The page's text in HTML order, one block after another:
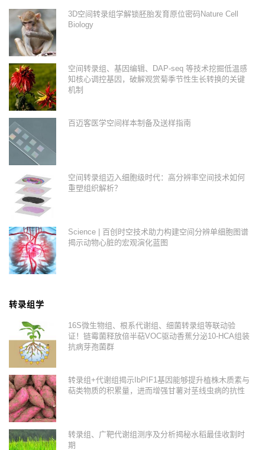
3D空间转录组学解锁胚胎发育原位密码Nature Cell
Biology
空间转录组、基因编辑、DAP-seq 等技术挖掘低温感
知核心调控基因，破解观赏菊季节性生长转换的关键
机制
百迈客医学空间样本制备及送样指南
空间转录组迈入细胞级时代：高分辨率空间技术如何
重塑组织解析？
Science | 百创时空技术助力构建空间分辨单细胞图谱
揭示动物心脏的宏观演化蓝图
转录组学
16S微生物组、根系代谢组、细菌转录组等联动验
证！链霉菌释放倍半萜VOC驱动香蕉分泌10-HCA组装
抗病芽孢菌群
转录组+代谢组揭示IbPIF1基因能够提升植株木质素与
萜类物质的积累量，进而增强甘薯对茎线虫病的抗性
转录组、广靶代谢组测序及分析揭秘水稻最佳收割时
期